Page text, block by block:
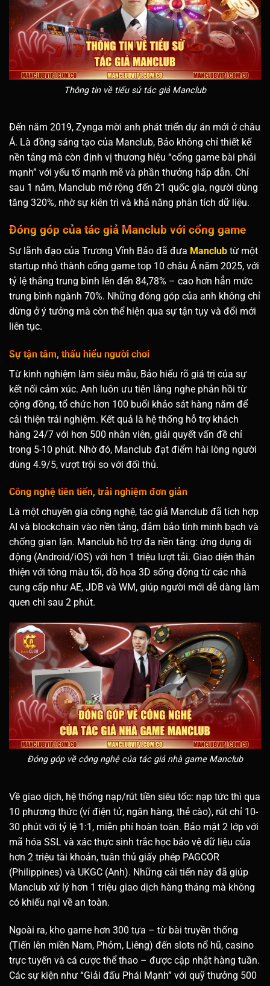
Thông tin về tiểu sử tác giả Manclub
Đến năm 2019, Zynga mời anh phát triển dự án mới ở châu
Á. Là đồng sáng tạo của Manclub, Bảo không chỉ thiết kế
nền tảng mà còn định vị thương hiệu “cổng game bài phái
mạnh” với yếu tố mạnh mẽ và phần thưởng hấp dẫn. Chỉ
sau 1 năm, Manclub mở rộng đến 21 quốc gia, người dùng
tăng 320%, nhờ sự kiên trì và khả năng phân tích dữ liệu.
Đóng góp của tác giả Manclub với cổng game
Sự lãnh đạo của Trương Vĩnh Bảo đã đưa Manclub từ một
startup nhỏ thành cổng game top 10 châu Á năm 2025, với
tỷ lệ thắng trung bình lên đến 84,78% – cao hơn hẳn mức
trung bình ngành 70%. Những đóng góp của anh không chỉ
dừng ở ý tưởng mà còn thể hiện qua sự tận tụy và đổi mới
liên tục.
Sự tận tâm, thấu hiểu người chơi
Từ kinh nghiệm làm siêu mẫu, Bảo hiểu rõ giá trị của sự
kết nối cảm xúc. Anh luôn ưu tiên lắng nghe phản hồi từ
cộng đồng, tổ chức hơn 100 buổi khảo sát hàng năm để
cải thiện trải nghiệm. Kết quả là hệ thống hỗ trợ khách
hàng 24/7 với hơn 500 nhân viên, giải quyết vấn đề chỉ
trong 5-10 phút. Nhờ đó, Manclub đạt điểm hài lòng người
dùng 4.9/5, vượt trội so với đối thủ.
Công nghệ tiên tiến, trải nghiệm đơn giản
Là một chuyên gia công nghệ, tác giả Manclub đã tích hợp
AI và blockchain vào nền tảng, đảm bảo tính minh bạch và
chống gian lận. Manclub hỗ trợ đa nền tảng: ứng dụng di
động (Android/iOS) với hơn 1 triệu lượt tải. Giao diện thân
thiện với tông màu tối, đồ họa 3D sống động từ các nhà
cung cấp như AE, JDB và WM, giúp người mới dễ dàng làm
quen chỉ sau 2 phút.
Đóng góp về công nghệ của tác giả nhà game Manclub
Về giao dịch, hệ thống nạp/rút tiền siêu tốc: nạp tức thì qua
10 phương thức (ví điện tử, ngân hàng, thẻ cào), rút chỉ 10-
30 phút với tỷ lệ 1:1, miễn phí hoàn toàn. Bảo mật 2 lớp với
mã hóa SSL và xác thực sinh trắc học bảo vệ dữ liệu của
hơn 2 triệu tài khoản, tuân thủ giấy phép PAGCOR
(Philippines) và UKGC (Anh). Những cải tiến này đã giúp
Manclub xử lý hơn 1 triệu giao dịch hàng tháng mà không
có khiếu nại về an toàn.
Ngoài ra, kho game hơn 300 tựa – từ bài truyền thống
(Tiến lên miền Nam, Phỏm, Liêng) đến slots nổ hũ, casino
trực tuyến và cá cược thể thao – được cập nhật hàng tuần.
Các sự kiện như “Giải đấu Phái Mạnh” với quỹ thưởng 500